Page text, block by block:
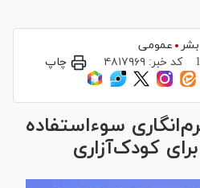
عمومی
کد خبر: ۴۸۱۷۹۶۹ چاپ
سوءاستفاده
کودک‌آزاری